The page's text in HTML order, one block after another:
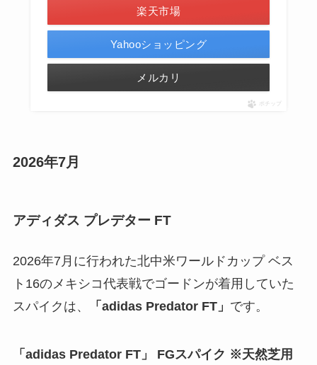
楽天市場
Yahooショッピング
メルカリ
ポチップ
2026年7月
アディダス プレデター FT
2026年7月に行われた北中米ワールドカップ ベス
ト16のメキシコ代表戦でゴードンが着用していた
スパイクは、
「adidas Predator FT」 です。
「adidas Predator FT」 FGスパイク ※天然芝用